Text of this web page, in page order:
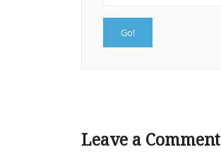
Leave a Comment